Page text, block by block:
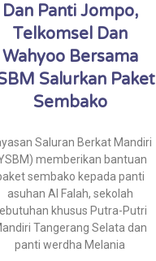
Dan Panti Jompo,
Telkomsel Dan
Wahyoo Bersama
Salurkan Paket
Sembako
Saluran Berkat Mandiri
memberikan bantuan
sembako kepada panti
asuhan Al Falah, sekolah
khusus Putra-Putri
Tangerang Selata dan
panti werdha Melania